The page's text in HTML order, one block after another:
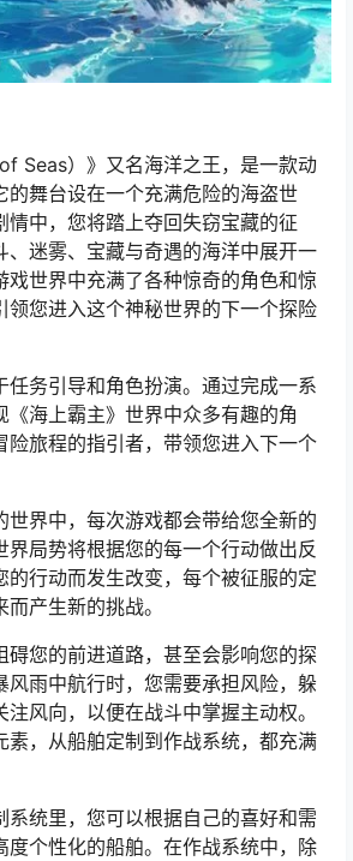
Seas）》又名海洋之王，是一款动
的舞台设在一个充满危险的海盗世
情中，您将踏上夺回失窃宝藏的征
、迷雾、宝藏与奇遇的海洋中展开一
戏世界中充满了各种惊奇的角色和惊
领您进入这个神秘世界的下一个探险
任务引导和角色扮演。通过完成一系
《海上霸主》世界中众多有趣的角
险旅程的指引者，带领您进入下一个
世界中，每次游戏都会带给您全新的
界局势将根据您的每一个行动做出反
的行动而发生改变，每个被征服的定
产生新的挑战。
碍您的前进道路，甚至会影响您的探
风雨中航行时，您需要承担风险，躲
风向，以便在战斗中掌握主动权。
素，从船舶定制到作战系统，都充满
系统里，您可以根据自己的喜好和需
度个性化的船舶。在作战系统中，除